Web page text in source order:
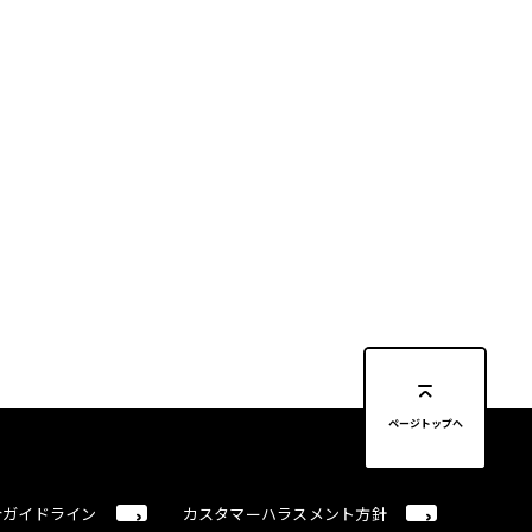
ページトップへ
イドライン カスタマーハラスメント方針